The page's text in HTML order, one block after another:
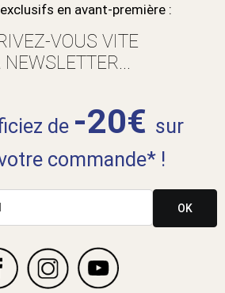
en avant-première :
VOUS VITE
de -20€ sur
commande* !
OK